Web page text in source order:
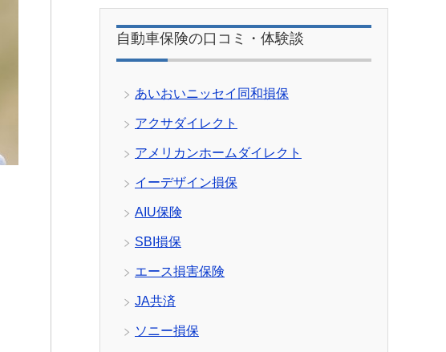
自動車保険の口コミ・体験談
あいおいニッセイ同和損保
アクサダイレクト
アメリカンホームダイレクト
イーデザイン損保
AIU保険
SBI損保
エース損害保険
JA共済
ソニー損保